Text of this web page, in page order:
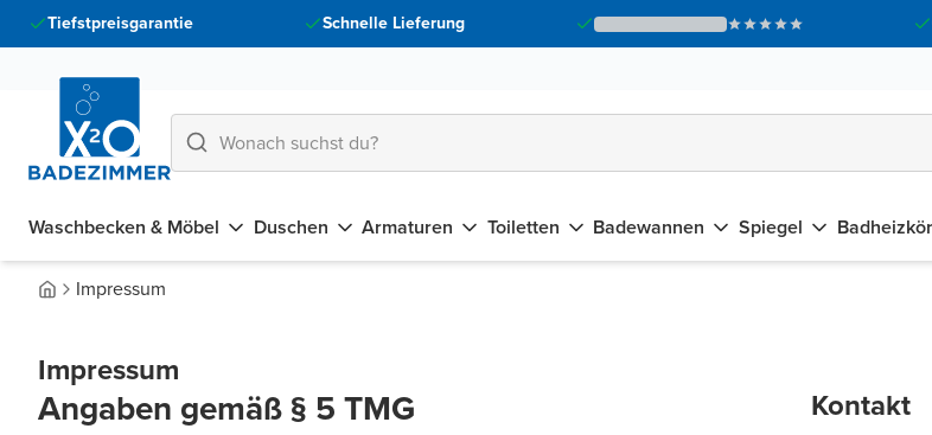
Tiefstpreisgarantie Schnelle Lieferung
Waschbecken & Möbel Duschen Armaturen Toiletten Badewannen Spiegel
Impressum
Impressum
Angaben gemäß § 5 TMG Kontakt